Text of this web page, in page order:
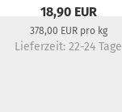
18,90 EUR
378,00 EUR pro kg
Lieferzeit:22-24 Tage